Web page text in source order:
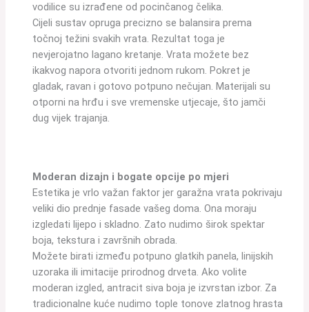
vodilice su izrađene od pocinčanog čelika.
Cijeli sustav opruga precizno se balansira prema
točnoj težini svakih vrata. Rezultat toga je
nevjerojatno lagano kretanje. Vrata možete bez
ikakvog napora otvoriti jednom rukom. Pokret je
gladak, ravan i gotovo potpuno nečujan. Materijali su
otporni na hrđu i sve vremenske utjecaje, što jamči
dug vijek trajanja.
Moderan dizajn i bogate opcije po mjeri
Estetika je vrlo važan faktor jer garažna vrata pokrivaju
veliki dio prednje fasade vašeg doma. Ona moraju
izgledati lijepo i skladno. Zato nudimo širok spektar
boja, tekstura i završnih obrada.
Možete birati između potpuno glatkih panela, linijskih
uzoraka ili imitacije prirodnog drveta. Ako volite
moderan izgled, antracit siva boja je izvrstan izbor. Za
tradicionalne kuće nudimo tople tonove zlatnog hrasta